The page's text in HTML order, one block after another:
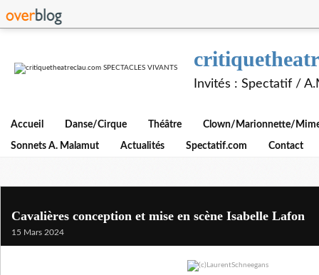
Invités : Spectatif /
Accueil Danse/Cirque Théâtre Clown/Marionnette/
Sonnets A. Malamut Actualités Spectatif.com Contact
Cavalières conception et mise en scène Isabelle Lafon
15 Mars 2024